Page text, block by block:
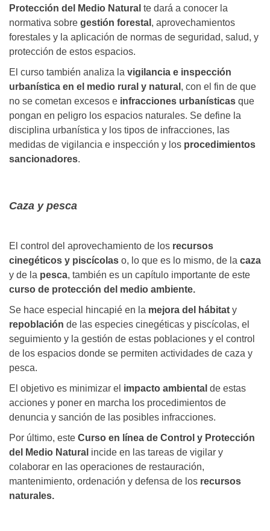
Protección del Medio Natural te dará a conocer la
normativa sobre gestión forestal , aprovechamientos
forestales y la aplicación de normas de seguridad, salud, y
protección de estos espacios.
El curso también analiza la vigilancia e inspección
urbanística en el medio rural y natural , con el fin de que
no se cometan excesos e infracciones urbanísticas que
pongan en peligro los espacios naturales. Se define la
disciplina urbanística y los tipos de infracciones, las
medidas de vigilancia e inspección y los procedimientos
sancionadores.
Caza y pesca
El control del aprovechamiento de los recursos
cinegéticos y piscícolas o, lo que es lo mismo, de la caza
y de la pesca, también es un capítulo importante de este
curso de protección del medio ambiente.
Se hace especial hincapié en la mejora del hábitat y
repoblación de las especies cinegéticas y piscícolas, el
seguimiento y la gestión de estas poblaciones y el control
de los espacios donde se permiten actividades de caza y
pesca.
El objetivo es minimizar el impacto ambiental de estas
acciones y poner en marcha los procedimientos de
denuncia y sanción de las posibles infracciones.
Por último, este Curso en línea de Control y Protección
del Medio Natural incide en las tareas de vigilar y
colaborar en las operaciones de restauración,
mantenimiento, ordenación y defensa de los recursos
naturales.